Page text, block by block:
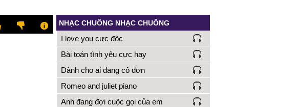
NHẠC CHUÔNG NHẠC CHUÔNG
I love you cực độc
Bài toán tình yêu cực hay
Dành cho ai đang cô đơn
Romeo and juliet piano
Anh đang đợi cuộc gọi của em